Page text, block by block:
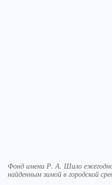
Фонд имени Р. А. Шило
найденным зимой в городской